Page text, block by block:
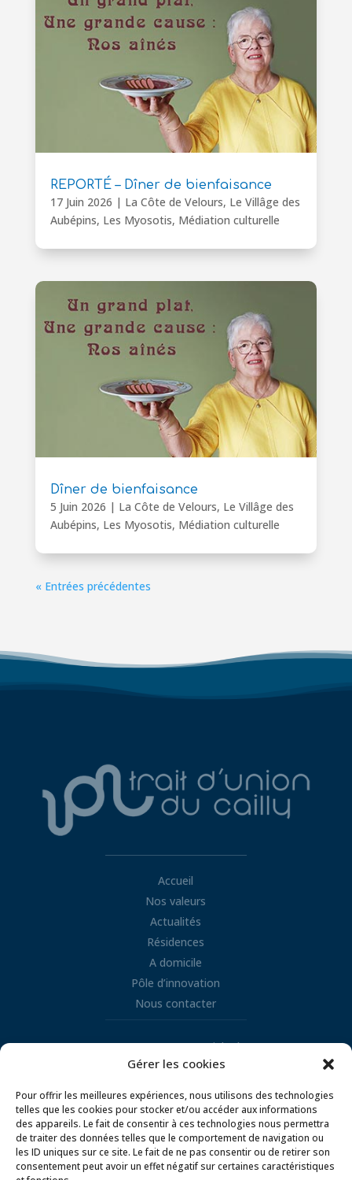
Gérer les cookies
Pour offrir les meilleures expériences, nous utilisons des technologies
telles que les cookies pour stocker et/ou accéder aux informations
des appareils. Le fait de consentir à ces technologies nous permettra
de traiter des données telles que le comportement de navigation ou
les ID uniques sur ce site. Le fait de ne pas consentir ou de retirer son
consentement peut avoir un effet négatif sur certaines caractéristiques
REPORTÉ – Dîner de bienfaisance
17 Juin 2026 | La Côte de Velours, Le Villâge des
Aubépins, Les Myosotis, Médiation culturelle
Dîner de bienfaisance
5 Juin 2026 | La Côte de Velours, Le Villâge des
Aubépins, Les Myosotis, Médiation culturelle
« Entrées précédentes
Accueil
Nos valeurs
Actualités
Résidences
A domicile
Pôle d’innovation
Nous contacter
Retrouvez nous sur LinkedIn
